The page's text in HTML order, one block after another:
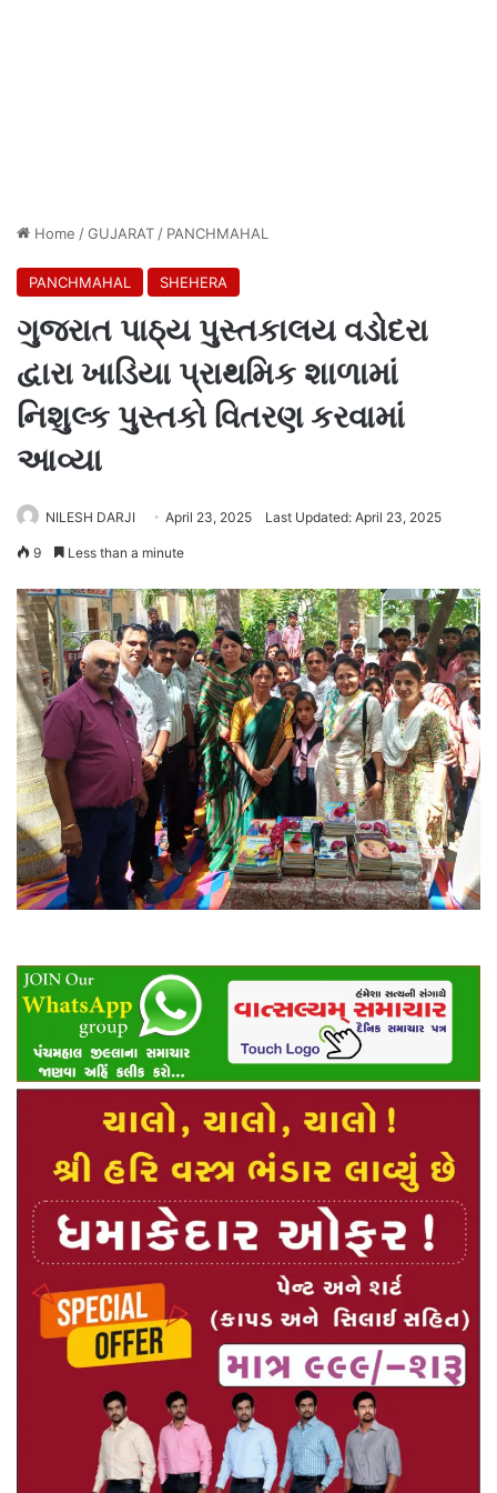
Home /GUJARAT / PANCHMAHAL
PANCHMAHAL SHEHERA
ગુજરાત પાઠ્ય પુસ્તકાલય વડોદરા
દ્વારા ખાડિયા પ્રાથમિક શાળામાં
નિશુલ્ક પુસ્તકો વિતરણ કરવામાં
આવ્યા
NILESH DARJI April 23, 2025 Last Updated: April 23, 2025
9 Less than a minute